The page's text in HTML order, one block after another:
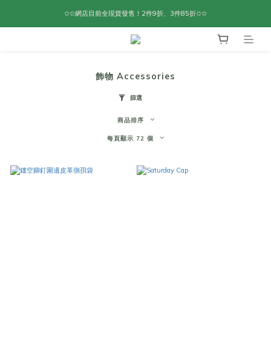
✩✩網店目前全現貨發售！2件9折、3件85折✩✩
飾物 Accessories
篩選
商品排序
每頁顯示 72 個